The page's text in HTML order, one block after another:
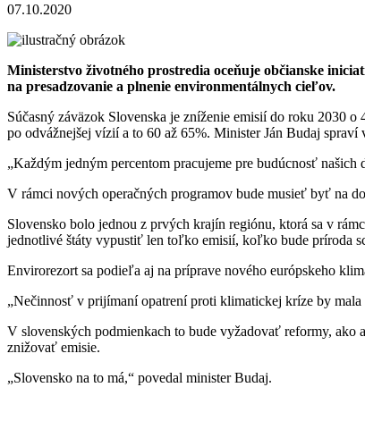
07.10.2020
Ministerstvo životného prostredia oceňuje občianske
na presadzovanie a plnenie environmentálnych cieľov.
Súčasný záväzok Slovenska je zníženie emisií do roku 2030
po odvážnejšej vízií a to 60 až 65%. Minister Ján Budaj
„Každým jedným percentom pracujeme pre budúcnosť
V rámci nových operačných programov bude musieť byť na
Slovensko bolo jednou z prvých krajín regiónu, ktorá sa v
jednotlivé štáty vypustiť len toľko emisií, koľko bude príroda
Envirorezort sa podieľa aj na príprave nového európskeho
„Nečinnosť v prijímaní opatrení proti klimatickej kríze by mala
V slovenských podmienkach to bude vyžadovať reformy,
znižovať emisie.
„Slovensko na to má,“ povedal minister Budaj.